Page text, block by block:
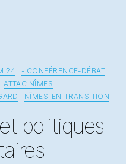
24
- CONFÉRENCE-DÉBAT
ATTAC NÎMES
NÎMES-EN-TRANSITION
politiques